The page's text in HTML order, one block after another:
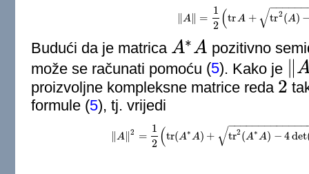
A∥ =
1
2 (trA + tr2 (A)
−−−−−−
√
‖A =12( trA + tr 2(A )−4det
Budući da je matrica A∗A
A∗A
pozitivno
može se računati pomoću (5). Kako je ‖2
proizvoljne kompleksne matrice reda 2
2
formule (5), tj. vrijedi
∥A ∥2 =
1
2 (tr(A∗A) + tr2 (A∗A) − 4det
−−−−−−−−−−−−−
√
‖A‖2=12(tr (A∗ A )+tr 2(A∗A) −4 det(A